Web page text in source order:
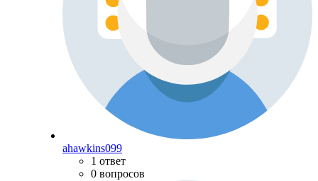
ahawkins099
1 ответ
0 вопросов